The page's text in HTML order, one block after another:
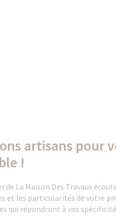
artisans pour
!
de La Maison Des Travaux
et les particularités de votre
qui répondront à vos